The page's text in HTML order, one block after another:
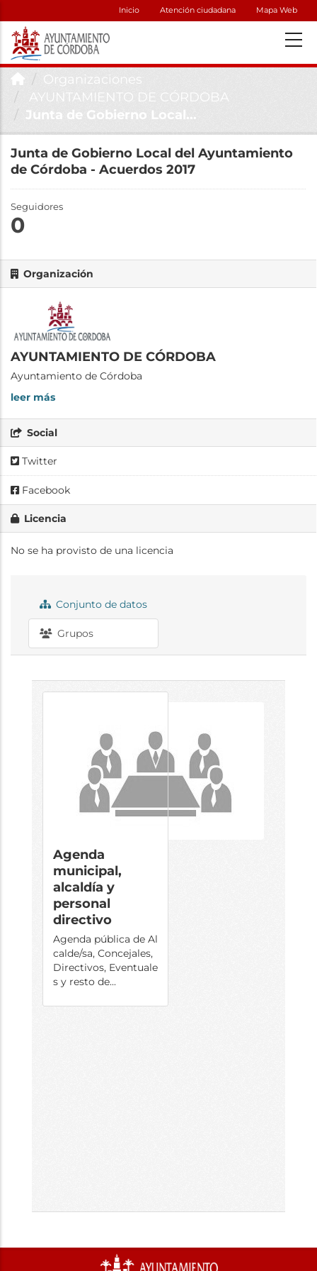
Inicio Atención ciudadana Mapa Web
Organizaciones
AYUNTAMIENTO DE CÓRDOBA
Junta de Gobierno Local...
Junta de Gobierno Local del Ayuntamiento
de Córdoba - Acuerdos 2017
Seguidores
0
Organización
AYUNTAMIENTO DE CÓRDOBA
Ayuntamiento de Córdoba
leer más
Social
Twitter
Facebook
Licencia
No se ha provisto de una licencia
Conjunto de datos
Grupos
Agenda
municipal,
alcaldía y
personal
directivo
Agenda pública de Al
calde/sa, Concejales,
Directivos, Eventuale
s y resto de...